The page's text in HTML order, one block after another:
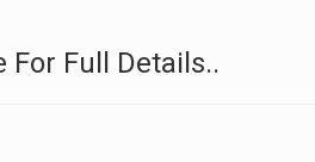
For Full Details..